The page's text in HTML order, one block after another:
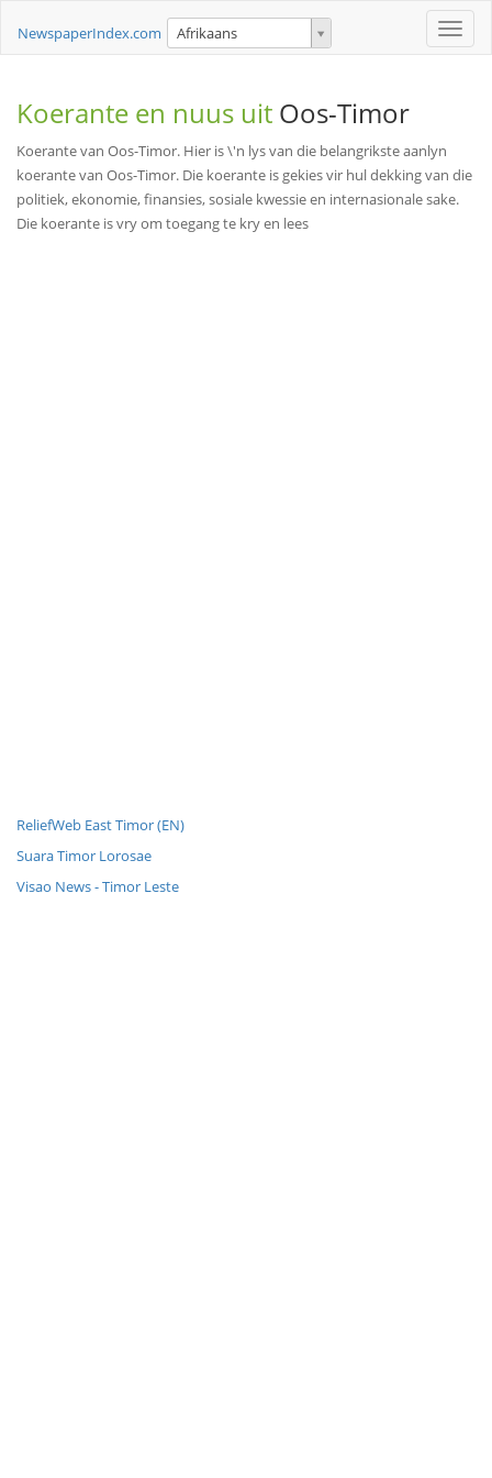
Toggle
NewspaperIndex.com Afrikaans
Koerante en nuus uit Oos-Timor
Koerante van Oos-Timor. Hier is \'n lys van die belangrikste aanlyn
koerante van Oos-Timor. Die koerante is gekies vir hul dekking van die
politiek, ekonomie, finansies, sosiale kwessie en internasionale sake.
Die koerante is vry om toegang te kry en lees
ReliefWeb East Timor (EN)
Suara Timor Lorosae
Visao News - Timor Leste